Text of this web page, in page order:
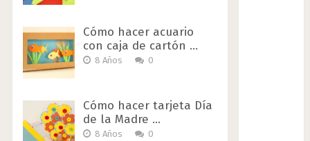
Cómo hacer acuario
con caja de cartón …
8 Años 0
Cómo hacer tarjeta Día
de la Madre …
8 Años 0